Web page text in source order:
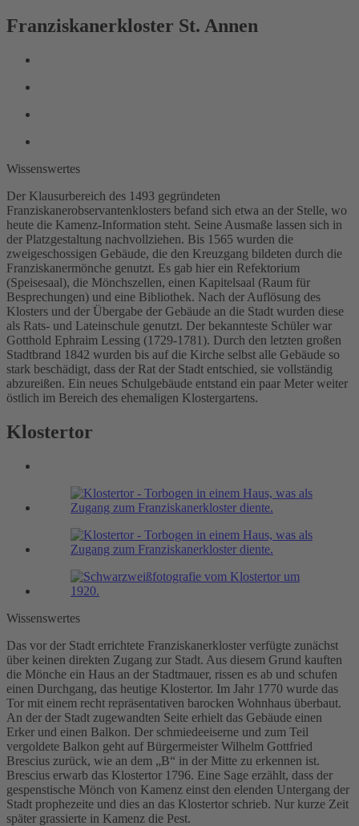
Franziskanerkloster St. Annen
Wissenswertes
Der Klausurbereich des 1493 gegründeten
Franziskanerobservantenklosters befand sich etwa an der Stelle, wo
heute die Kamenz-Information steht. Seine Ausmaße lassen sich in
der Platzgestaltung nachvollziehen. Bis 1565 wurden die
zweigeschossigen Gebäude, die den Kreuzgang bildeten durch die
Franziskanermönche genutzt. Es gab hier ein Refektorium
(Speisesaal), die Mönchszellen, einen Kapitelsaal (Raum für
Besprechungen) und eine Bibliothek. Nach der Auflösung des
Klosters und der Übergabe der Gebäude an die Stadt wurden diese
als Rats- und Lateinschule genutzt. Der bekannteste Schüler war
Gotthold Ephraim Lessing (1729-1781). Durch den letzten großen
Stadtbrand 1842 wurden bis auf die Kirche selbst alle Gebäude so
stark beschädigt, dass der Rat der Stadt entschied, sie vollständig
abzureißen. Ein neues Schulgebäude entstand ein paar Meter weiter
östlich im Bereich des ehemaligen Klostergartens.
Klostertor
Wissenswertes
Das vor der Stadt errichtete Franziskanerkloster verfügte zunächst
über keinen direkten Zugang zur Stadt. Aus diesem Grund kauften
die Mönche ein Haus an der Stadtmauer, rissen es ab und schufen
einen Durchgang, das heutige Klostertor. Im Jahr 1770 wurde das
Tor mit einem recht repräsentativen barocken Wohnhaus überbaut.
An der der Stadt zugewandten Seite erhielt das Gebäude einen
Erker und einen Balkon. Der schmiedeeiserne und zum Teil
vergoldete Balkon geht auf Bürgermeister Wilhelm Gottfried
Brescius zurück, wie an dem „B“ in der Mitte zu erkennen ist.
Brescius erwarb das Klostertor 1796. Eine Sage erzählt, dass der
gespenstische Mönch von Kamenz einst den elenden Untergang der
Stadt prophezeite und dies an das Klostertor schrieb. Nur kurze Zeit
später grassierte in Kamenz die Pest.